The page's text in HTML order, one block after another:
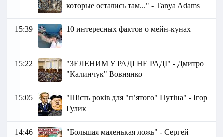
которые остались там..." - Тanya Adams
15:39 10 интересных фактов о мейн-кунах
15:22
"ЗЕЛЕНИМ У РАДІ НЕ РАДІ" - Дмитро
"Калинчук" Вовнянко
15:05
"Шість років для "п’ятого" Путіна" - Ігор
Гулик
14:46
"Большая маленькая ложь" - Сергей